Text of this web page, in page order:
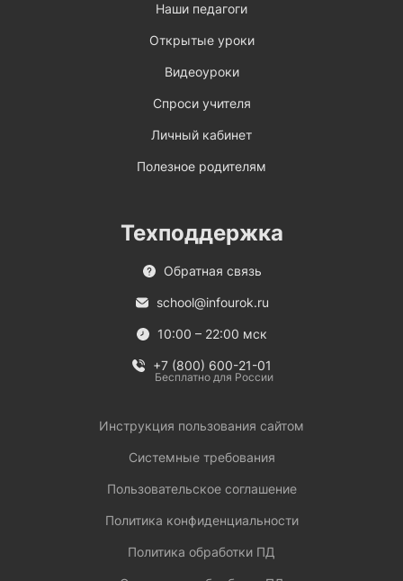
Наши педагоги
Открытые уроки
Видеоуроки
Спроси учителя
Личный кабинет
Полезное родителям
Техподдержка
Обратная связь
school@infourok.ru
10:00 – 22:00 мск
+7 (800) 600-21-01
Бесплатно для России
Инструкция пользования сайтом
Системные требования
Пользовательское соглашение
Политика конфиденциальности
Политика обработки ПД